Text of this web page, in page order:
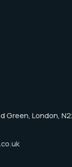
Green, London,